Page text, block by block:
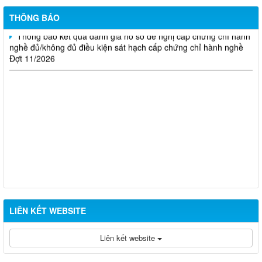
THÔNG BÁO
Đợt 10/2026
Thông báo kết quả đánh giá hồ sơ đề nghị cấp chứng chỉ hành
nghề đủ/không đủ điều kiện sát hạch cấp chứng chỉ hành nghề
Đợt 11/2026
LIÊN KẾT WEBSITE
Liên kết website